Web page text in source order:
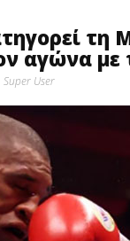
αγώνα με
Super User